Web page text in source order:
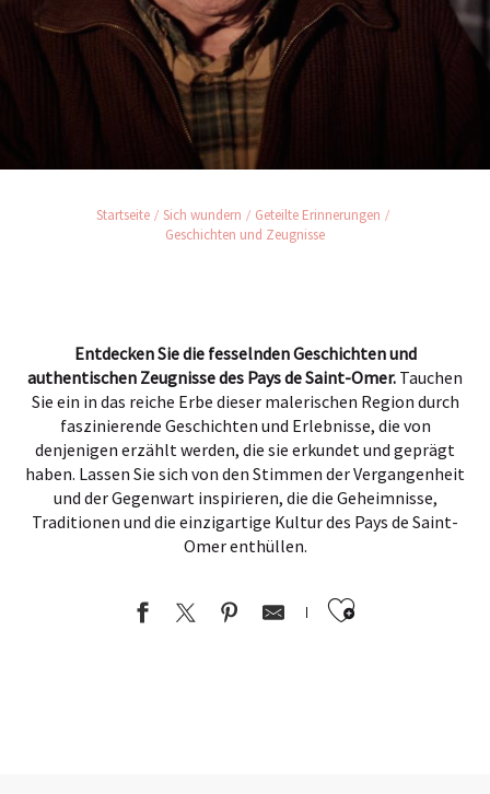
Startseite Sich wundern
Geteilte Erinnerungen
Geschichten und Zeugnisse
Entdecken Sie die fesselnden Geschichten und
authentischen Zeugnisse des Pays de Saint-Omer. Tauchen
Sie ein in das reiche Erbe dieser malerischen Region durch
faszinierende Geschichten und Erlebnisse, die von
denjenigen erzählt werden, die sie erkundet und geprägt
haben. Lassen Sie sich von den Stimmen der Vergangenheit
und der Gegenwart inspirieren, die die Geheimnisse,
Traditionen und die einzigartige Kultur des Pays de Saint-
Omer enthüllen.
Ajouter